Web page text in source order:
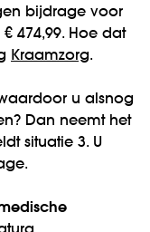
bijdrage voor
474,99. Hoe dat
Kraamzorg.
u alsnog
Dan neemt het
situatie 3. U